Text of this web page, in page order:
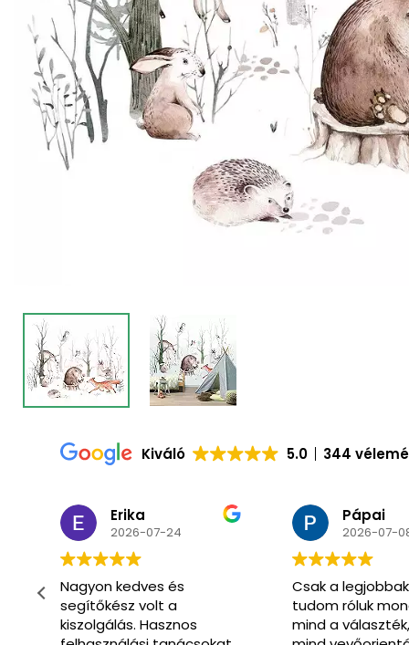
Kiváló 5.0 344
Pápai
2026-07-08
Csak a legjobbakat
tudom róluk mondani
mind a választék,
Csaba
2026-07-
Már másodszor
vásároltunk itt.
Óriási választék és